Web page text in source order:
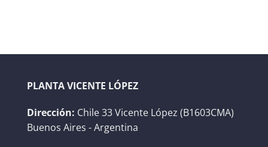
PLANTA VICENTE LÓPEZ
Dirección: Chile 33 Vicente López (B1603CMA)
Buenos Aires - Argentina